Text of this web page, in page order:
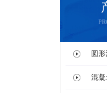
圆
混凝